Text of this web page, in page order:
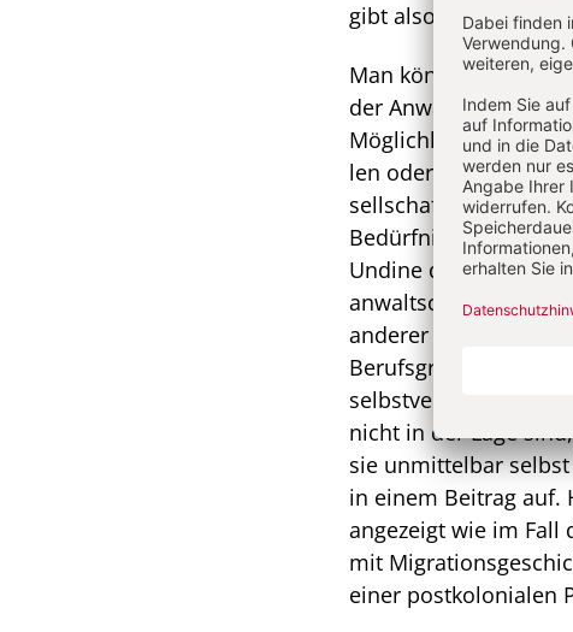
gibt also einen
Man könnte diesen
der
Möglichkeiten der
len oder den
sellschaftlichen oder
Bedürfnisse
Undine de Rivière,
anwaltschaft­lich
anderer profitiert, wie
Berufsgruppe an den
selbstverständlich
nicht in der Lage
sie unmittel­bar
in einem Beitrag auf.
angezeigt wie im Fall
mit
einer postkolonialen